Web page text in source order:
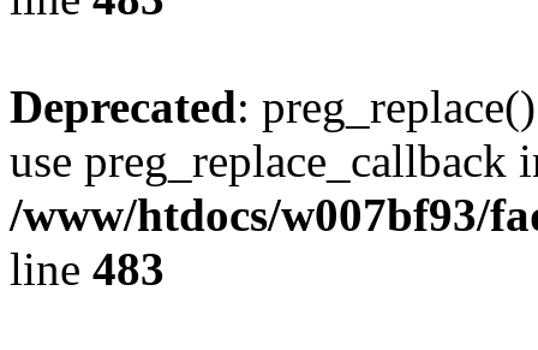
Deprecated:
use preg_replace_callback
/www/htdocs/w007bf93/
line 483